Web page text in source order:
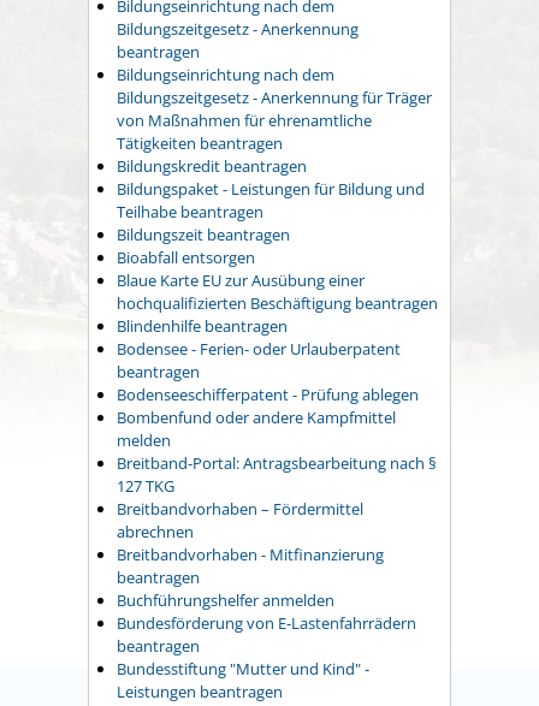
Bildungseinrichtung nach dem
Bildungszeitgesetz - Anerkennung
beantragen
Bildungseinrichtung nach dem
Bildungszeitgesetz - Anerkennung für Träger
von Maßnahmen für ehrenamtliche
Tätigkeiten beantragen
Bildungskredit beantragen
Bildungspaket - Leistungen für Bildung und
Teilhabe beantragen
Bildungszeit beantragen
Bioabfall entsorgen
Blaue Karte EU zur Ausübung einer
hochqualifizierten Beschäftigung beantragen
Blindenhilfe beantragen
Bodensee - Ferien- oder Urlauberpatent
beantragen
Bodenseeschifferpatent - Prüfung ablegen
Bombenfund oder andere Kampfmittel
melden
Breitband-Portal: Antragsbearbeitung nach §
127 TKG
Breitbandvorhaben – Fördermittel
abrechnen
Breitbandvorhaben - Mitfinanzierung
beantragen
Buchführungshelfer anmelden
Bundesförderung von E-Lastenfahrrädern
beantragen
Bundesstiftung "Mutter und Kind" -
Leistungen beantragen